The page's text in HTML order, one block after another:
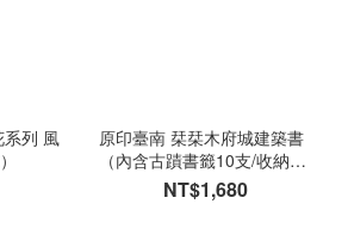
系列 風
原印臺南 栞栞木府城建築書
（內含古蹟書籤10支/收納
NT$1,680